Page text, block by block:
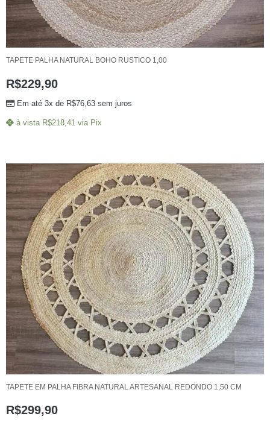
TAPETE PALHA NATURAL BOHO RUSTICO 1,00
R$229,90
Em até 3x de R$76,63 sem juros
à vista R$218,41 via Pix
TAPETE EM PALHA FIBRA NATURAL ARTESANAL REDONDO 1,50 CM
R$299,90